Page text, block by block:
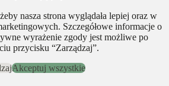
nasza strona wyglądała lepiej oraz w
Szczegółowe informacje o
wyrażenie zgody jest możliwe po
przycisku “Zarządzaj”.
Akceptuj wszystkie